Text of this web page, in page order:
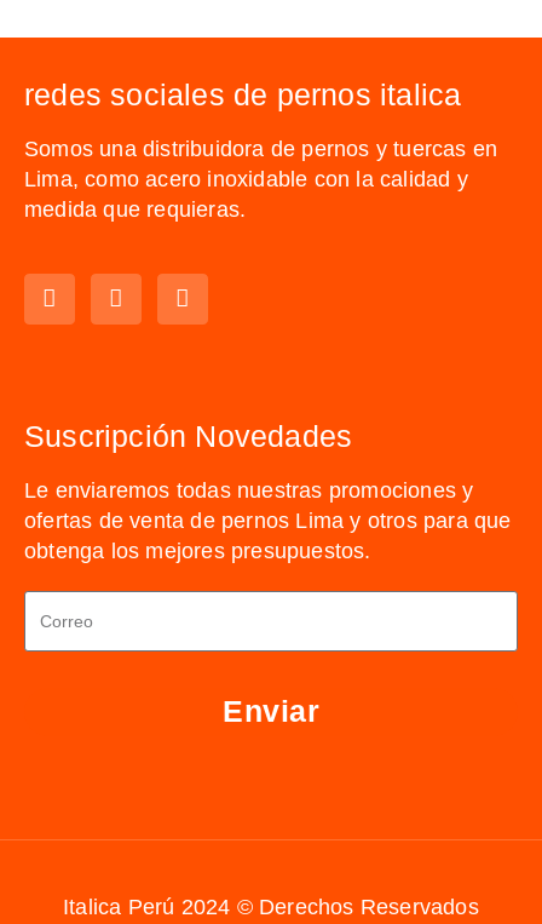
redes sociales de pernos italica
Somos una distribuidora de pernos y tuercas en
Lima, como acero inoxidable con la calidad y
medida que requieras.
Suscripción Novedades
Le enviaremos todas nuestras promociones y
ofertas de venta de pernos Lima y otros para que
obtenga los mejores presupuestos.
Enviar
Italica Perú 2024 © Derechos Reservados